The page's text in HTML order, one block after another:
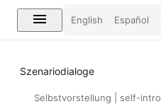
English Español
Szenariodialoge
Selbstvorstellung | self-intro